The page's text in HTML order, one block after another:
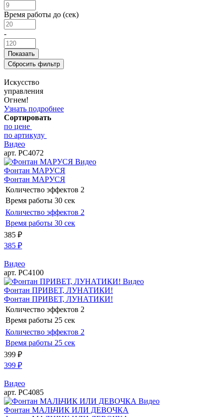
Время работы до (сек)
-
Искусство
управления
Огнем!
Узнать подробнее
Сортировать
по цене
по артикулу
Видео
арт. РС4072
Видео
Фонтан МАРУСЯ
Фонтан МАРУСЯ
Количество эффектов 2
Время работы 30 сек
Количество эффектов 2
Время работы 30 сек
385 ₽
385 ₽
Видео
арт. РС4100
Видео
Фонтан ПРИВЕТ, ЛУНАТИКИ!
Фонтан ПРИВЕТ, ЛУНАТИКИ!
Количество эффектов 2
Время работы 25 сек
Количество эффектов 2
Время работы 25 сек
399 ₽
399 ₽
Видео
арт. РС4085
Видео
Фонтан МАЛЬЧИК ИЛИ ДЕВОЧКА